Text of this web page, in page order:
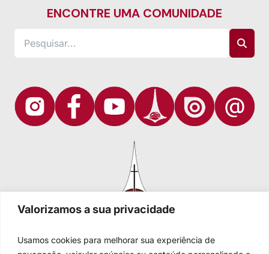
Valorizamos a sua privacidade
Usamos cookies para melhorar sua experiência de
ENCONTRE UMA COMUNIDADE